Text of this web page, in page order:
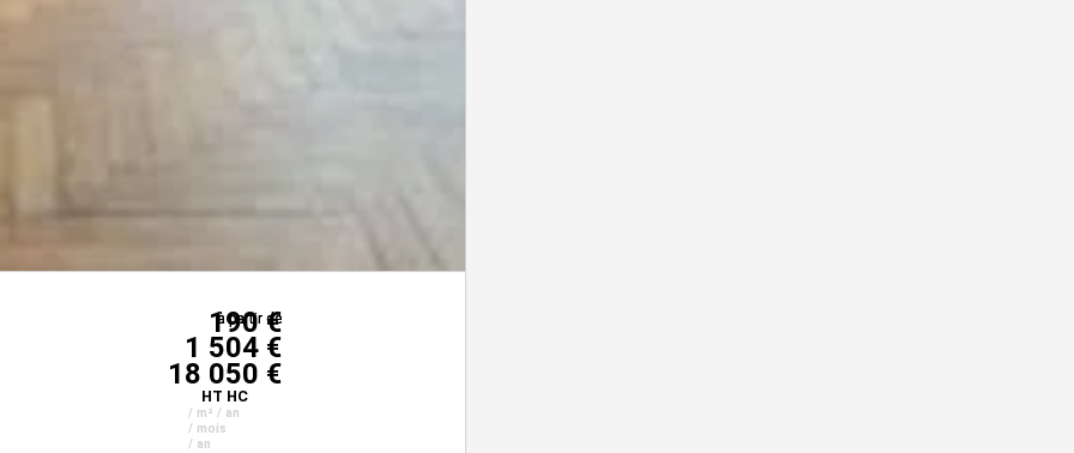
à partir de
190 €
à partir de
1 504 €
à partir de
18 050 €
HT HC
/ m² / an
/ mois
/ an